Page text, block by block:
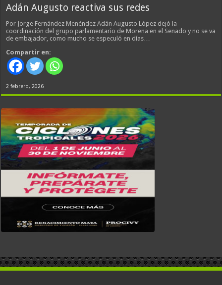
Adán Augusto reactiva sus redes
Por Jorge Fernández Menéndez Adán Augusto López dejó la
coordinación del grupo parlamentario de Morena en el Senado y no se va
de embajador, como mucho se especuló en días…
Compartir en:
2 febrero, 2026